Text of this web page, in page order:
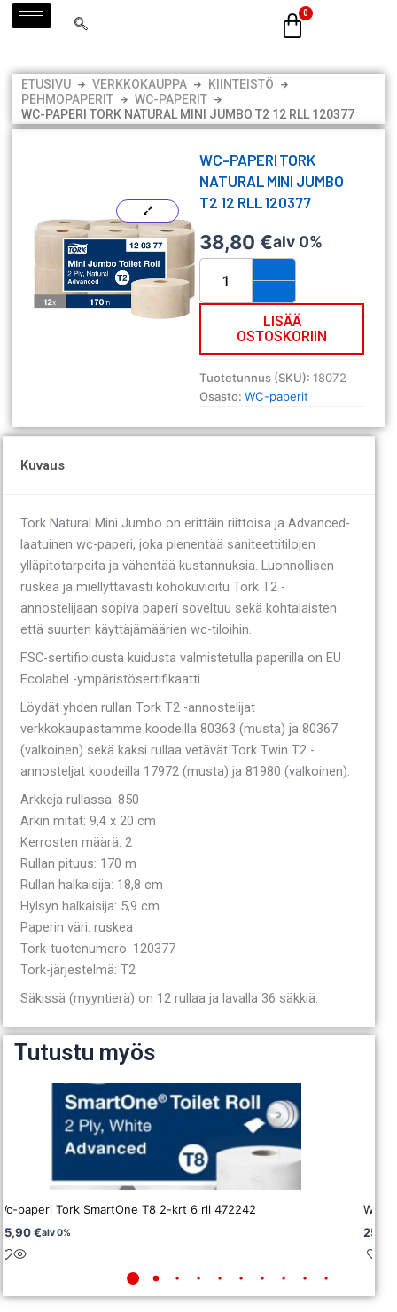
Siirry
sisältöön
ETUSIVU VERKKOKAUPPA
KIINTEISTÖ
PEHMOPAPERIT
WC-PAPERIT
WC-PAPERI TORK NATURAL MINI JUMBO T2 12 RLL 120377
WC-PAPERI TORK
NATURAL MINI JUMBO
T2 12 RLL 120377
38,80€alv 0%
Wc-
paperi
Tork
Jumbo
T2
12
120377
LISÄÄ
OSTOSKORIIN
Tuotetunnus (SKU):18072
Osasto:WC-paperit
Kuvaus
Tork Natural Mini Jumbo on erittäin riittoisa ja Advanced-
laatuinen wc-paperi, joka pienentää saniteettitilojen
ylläpitotarpeita ja vähentää kustannuksia. Luonnollisen
ruskea ja miellyttävästi kohokuvioitu Tork T2 -
annostelijaan sopiva paperi soveltuu sekä kohtalaisten
että suurten käyttäjämäärien wc-tiloihin.
FSC-sertifioidusta kuidusta valmistetulla paperilla on EU
Ecolabel -ympäristösertifikaatti.
Löydät yhden rullan Tork T2 -annostelijat
verkkokaupastamme koodeilla 80363 (musta) ja 80367
(valkoinen) sekä kaksi rullaa vetävät Tork Twin T2 -
annosteljat koodeilla 17972 (musta) ja 81980 (valkoinen).
Arkkeja rullassa: 850
Arkin mitat: 9,4 x 20 cm
Kerrosten määrä: 2
Rullan pituus: 170 m
Rullan halkaisija: 18,8 cm
Hylsyn halkaisija: 5,9 cm
Paperin väri: ruskea
Tork-tuotenumero: 120377
Tork-järjestelmä: T2
Säkissä (myyntierä) on 12 rullaa ja lavalla 36 säkkiä.
Tutustu myös
paperi Tork SmartOne T8 2-krt 6 rll 472242
€alv 0%
Wc-